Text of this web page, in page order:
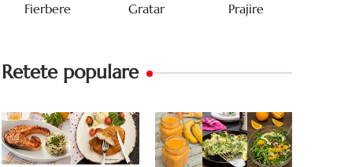
Fierbere Gratar Prajire
Retete populare